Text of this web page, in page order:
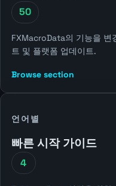
50
FXMacroData의 기능을 변
트 및 플랫폼 업데이트.
Browse section
언어별
빠른 시작 가이드
4